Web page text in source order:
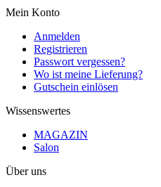
Mein Konto
Anmelden
Registrieren
Passwort vergessen?
Wo ist meine Lieferung?
Gutschein einlösen
Wissenswertes
MAGAZIN
Salon
Über uns